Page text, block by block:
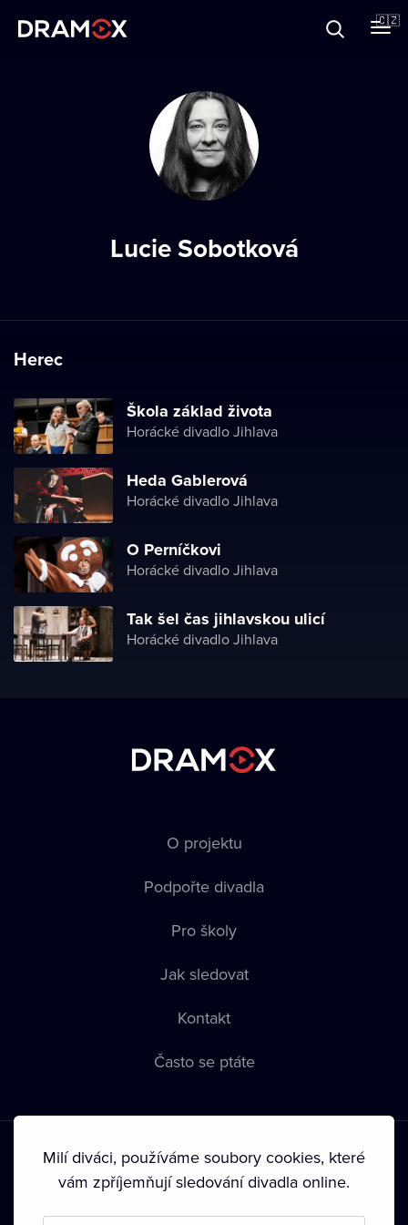
🇨🇿
Lucie Sobotková
Herec
Škola základ života
Horácké divadlo Jihlava
Heda Gablerová
Horácké divadlo Jihlava
O Perníčkovi
Horácké divadlo Jihlava
Tak šel čas jihlavskou ulicí
Horácké divadlo Jihlava
O projektu
Podpořte divadla
Pro školy
Jak sledovat
Kontakt
Často se ptáte
Milí diváci, používáme soubory cookies, které
vám zpříjemňují sledování divadla online.